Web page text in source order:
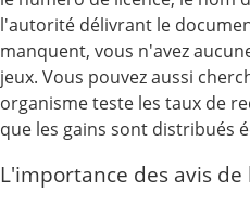
l'autorité délivrant le
manquent, vous n'avez
jeux. Vous pouvez aussi
organisme teste les taux de
que les gains sont distribués
L'importance des avis